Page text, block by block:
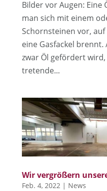
Bilder vor Augen:
man sich mit einem
Schornsteinen vor,
eine Gasfackel
zwar Öl gefördert
tretende...
Wir vergrößern
Feb. 4, 2022| News